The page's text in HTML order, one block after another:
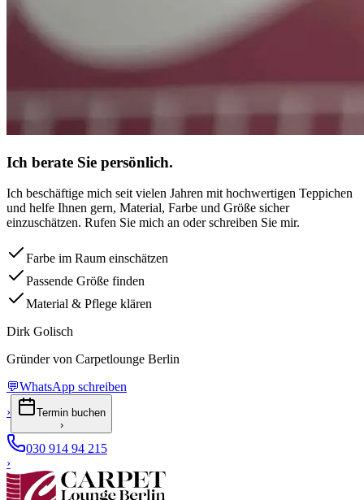
Ich berate Sie persönlich.
Ich beschäftige mich seit vielen Jahren mit hochwertigen Teppichen
und helfe Ihnen gern, Material, Farbe und Größe sicher
einzuschätzen. Rufen Sie mich an oder schreiben Sie mir.
Farbe im Raum einschätzen
Passende Größe finden
Material & Pflege klären
Dirk Golisch
Gründer von Carpetlounge Berlin
💬WhatsApp schreiben
›
Termin buchen
›
030 914 94 215
›